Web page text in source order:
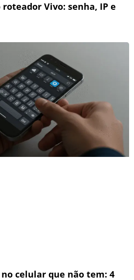
Vivo: senha, IP e
no celular que não tem: 4